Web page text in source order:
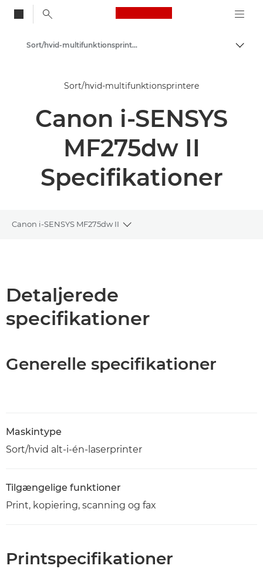
Canon Logo, back
Skift
Løsninger og services
Erhvervsprodukter
Multifunktionsprintere – Alt-i-Én-printere
Sort/hvid-multifunktionsprintere
Sort/hvid-multifunktionsprintere
Canon i-SENSYS
MF275dw II
Specifikationer
Canon i-SENSYS MF275dw II
Toggle breadcrumbs
Detaljerede
specifikationer
Generelle specifikationer
Maskintype
Sort/hvid alt-i-én-laserprinter
Tilgængelige funktioner
Print, kopiering, scanning og fax
Printspecifikationer